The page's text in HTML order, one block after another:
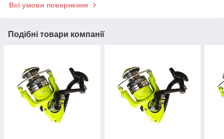
Всі умови повернення
Подібні товари компанії